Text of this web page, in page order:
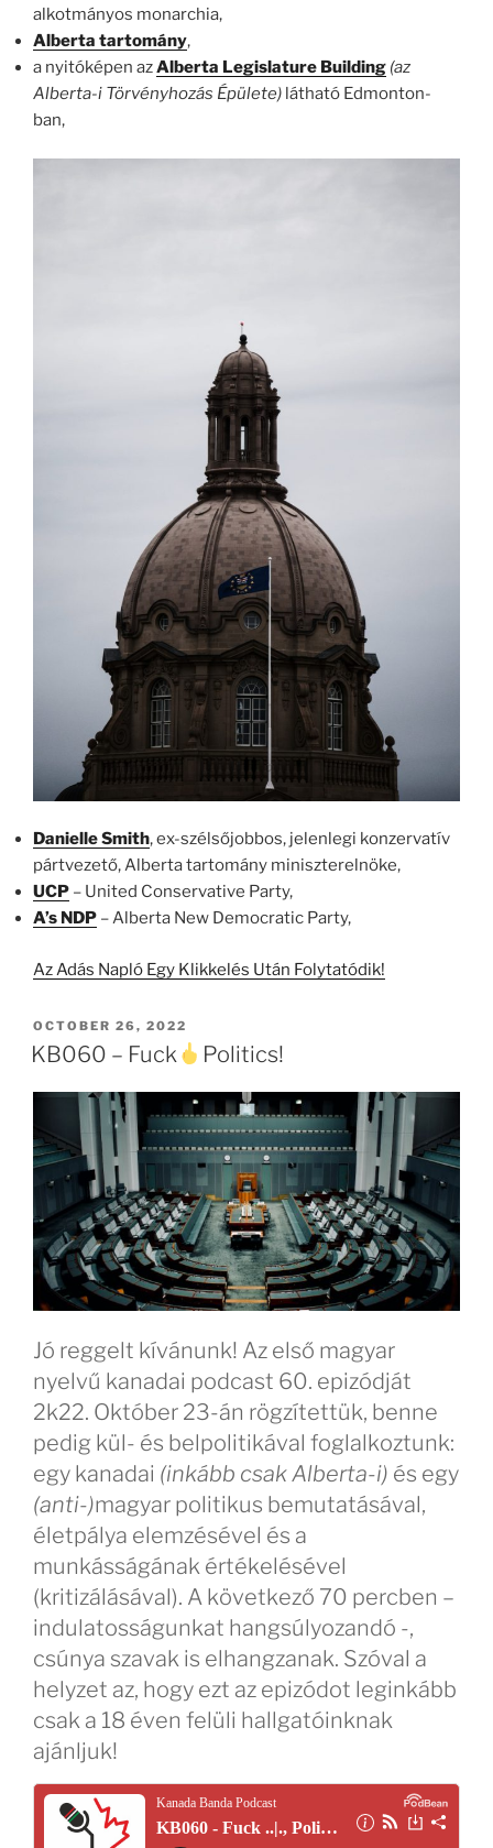
alkotmányos monarchia,
Alberta tartomány,
a nyitóképen azAlberta Legislature Building (az
Alberta-i Törvényhozás Épülete) látható Edmonton-
ban,
Danielle Smith, ex-szélsőjobbos, jelenlegi konzervatív
pártvezető, Alberta tartomány miniszterelnöke,
UCP – United Conservative Party,
A’s NDP – Alberta New Democratic Party,
Az Adás Napló Egy Klikkelés Után Folytatódik!
POSTED
ON
OCTOBER 26, 2022
KB060 – Fuck Politics!
Jó reggelt kívánunk! Az első magyar
nyelvű kanadai podcast 60. epizódját
2k22. Október 23-án rögzítettük, benne
pedig kül- és belpolitikával foglalkoztunk:
egy kanadai (inkább csak Alberta-i) és egy
(anti-)magyar politikus bemutatásával,
életpálya elemzésével és a
munkásságának értékelésével
(kritizálásával). A következő 70 percben –
indulatosságunkat hangsúlyozandó -,
csúnya szavak is elhangzanak. Szóval a
helyzet az, hogy ezt az epizódot leginkább
csak a 18 éven felüli hallgatóinknak
ajánljuk!